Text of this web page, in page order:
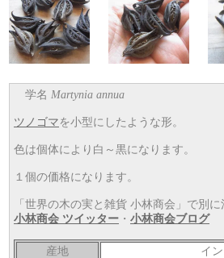
学名 Martynia annua
ツノゴマ を小型にしたような形。
色は個体により白～黒になります。
１個の価格になります。
「世界の木の実と雑貨 小林商会」で別に
小林商会 ツイッター ・ 小林商会ブログ
産地
イ